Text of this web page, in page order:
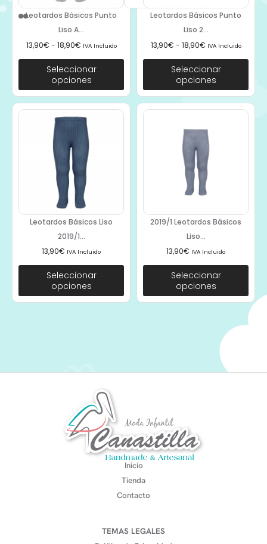
Leotardos Básicos Punto
Liso A...
13,90€ - 18,90€ IVA Incluido
Seleccionar
opciones
Leotardos Básicos Punto
Liso 2...
13,90€ - 18,90€ IVA Incluido
Seleccionar
opciones
Leotardos Básicos Liso
2019/1...
13,90€ IVA Incluido
Seleccionar
opciones
2019/1 Leotardos Básicos
Liso...
13,90€ IVA Incluido
Seleccionar
opciones
Inicio
Tienda
Contacto
TEMAS LEGALES